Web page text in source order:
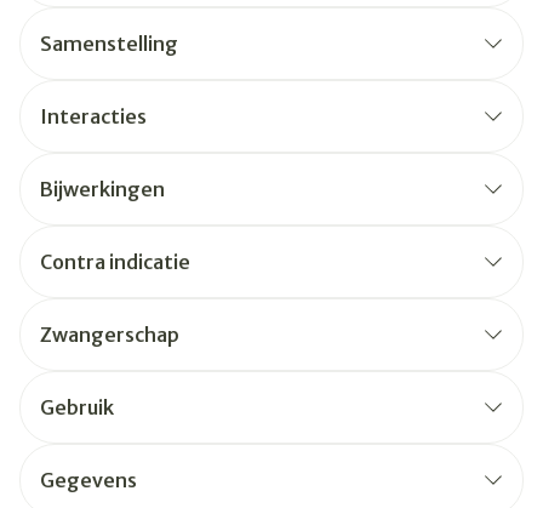
Samenstelling
Interacties
Bijwerkingen
Contra indicatie
Zwangerschap
Gebruik
Gegevens